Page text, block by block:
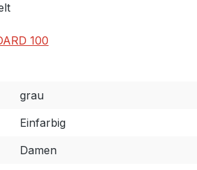
100
grau
Einfarbig
Damen